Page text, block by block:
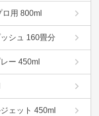
用 800ml
シュ 160畳分
ー 450ml
ェット 450ml